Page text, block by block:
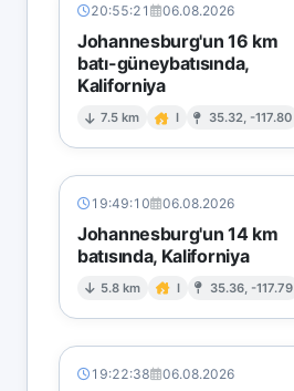
20:55:21 06.08.2026
Johannesburg'un 16 km
batı-güneybatısında,
Kaliforniya
7.5 km I 35.32, -117.80
19:49:10 06.08.2026
Johannesburg'un 14 km
batısında, Kaliforniya
5.8 km I 35.36, -117.79
19:22:38 06.08.2026